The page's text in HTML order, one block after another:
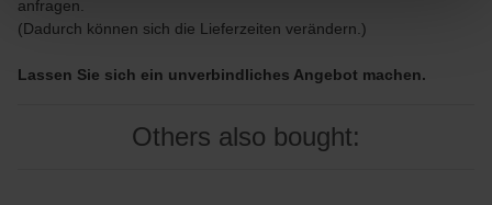
anfragen.
(Dadurch können sich die Lieferzeiten verändern.)
Lassen Sie sich ein unverbindliches Angebot machen.
Others also bought: